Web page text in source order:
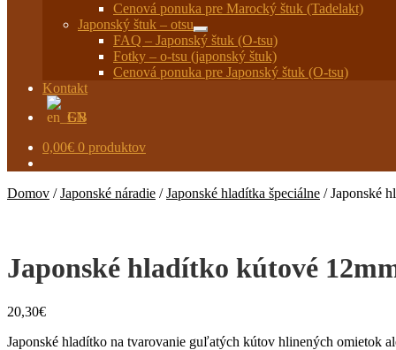
Cenová ponuka pre Marocký štuk (Tadelakt)
Japonský štuk – otsu
Rozbaliť
podradené
menu
FAQ – Japonský štuk (O-tsu)
Fotky – o-tsu (japonský štuk)
Cenová ponuka pre Japonský štuk (O-tsu)
Kontakt
EN
0,00€ 0 produktov
Domov /Japonské náradie /Japonské hladítka špeciálne /Japonské
Japonské hladítko kútové
20,30€
Japonské hladítko na tvarovanie guľatých kútov hlinených omietok